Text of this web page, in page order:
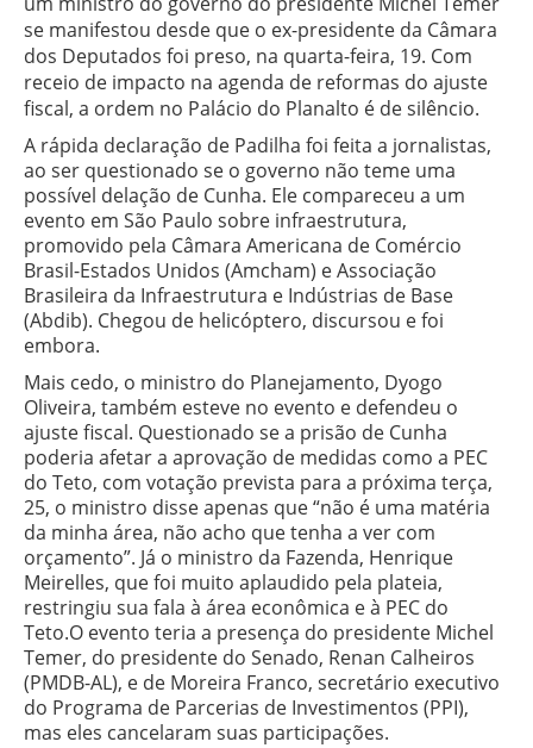
se manifestou desde que o ex-presidente da Câmara
dos Deputados foi preso, na quarta-feira, 19. Com
receio de impacto na agenda de reformas do ajuste
fiscal, a ordem no Palácio do Planalto é de silêncio.
A rápida declaração de Padilha foi feita a jornalistas,
ao ser questionado se o governo não teme uma
possível delação de Cunha. Ele compareceu a um
evento em São Paulo sobre infraestrutura,
promovido pela Câmara Americana de Comércio
Brasil-Estados Unidos (Amcham) e Associação
Brasileira da Infraestrutura e Indústrias de Base
(Abdib). Chegou de helicóptero, discursou e foi
embora.
Mais cedo, o ministro do Planejamento, Dyogo
Oliveira, também esteve no evento e defendeu o
ajuste fiscal. Questionado se a prisão de Cunha
poderia afetar a aprovação de medidas como a PEC
do Teto, com votação prevista para a próxima terça,
25, o ministro disse apenas que “não é uma matéria
da minha área, não acho que tenha a ver com
orçamento”. Já o ministro da Fazenda, Henrique
Meirelles, que foi muito aplaudido pela plateia,
restringiu sua fala à área econômica e à PEC do
Teto.O evento teria a presença do presidente Michel
Temer, do presidente do Senado, Renan Calheiros
(PMDB-AL), e de Moreira Franco, secretário executivo
do Programa de Parcerias de Investimentos (PPI),
mas eles cancelaram suas participações.